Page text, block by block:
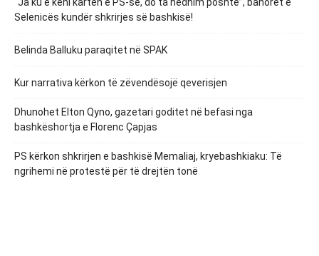
Selenicës kundër shkrirjes së bashkisë!
Belinda Balluku paraqitet në SPAK
Kur narrativa kërkon të zëvendësojë qeverisjen
Dhunohet Elton Qyno, gazetari goditet në befasi nga
bashkëshortja e Florenc Çapjas
PS kërkon shkrirjen e bashkisë Memaliaj, kryebashkiaku: Të
ngrihemi në protestë për të drejtën tonë